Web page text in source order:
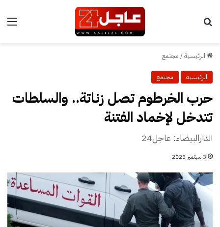
الرئيسية/ مجتمع
الرئيسية مجتمع
حرب الخرطوم تصل زناتة.. والسلطات
تتدخل لإخماد الفتنة
الدارالبيضاء: عاجل24
3 سبتمبر 2025